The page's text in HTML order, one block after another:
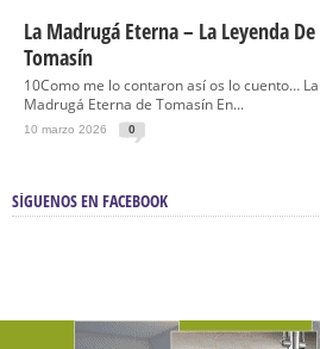
La Madrugá Eterna – La Leyenda De
Tomasín
10Como me lo contaron así os lo cuento… La
Madrugá Eterna de Tomasín En...
10 marzo 2026 0
SÍGUENOS EN FACEBOOK